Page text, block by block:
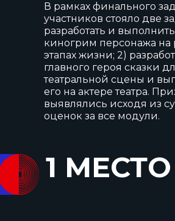
В рамках финального
участников стояло две
разработать и выполнить
киногрим персонажа на
этапах жизни; 2)
главного героя сказки
театральной сцены и
его на актере театра.
выявлялись исходя из
оценок за все модули.
1 МЕСТО